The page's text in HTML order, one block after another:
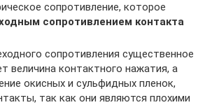
сопротивление, которое
сопротивлением контакта
сопротивления существенное
величина контактного нажатия, а
окисных и сульфидных пленок,
так как они являются плохими